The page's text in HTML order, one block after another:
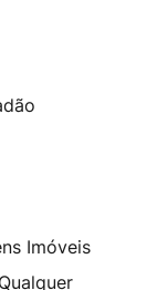
Imóveis